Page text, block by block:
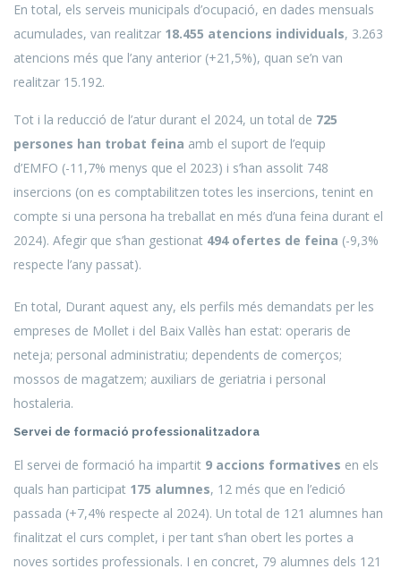
En total, els serveis municipals d’ocupació, en dades mensuals
acumulades, van realitzar 18.455 atencions individuals, 3.263
atencions més que l’any anterior (+21,5%), quan se’n van
realitzar 15.192.
Tot i la reducció de l’atur durant el 2024, un total de 725
persones han trobat feina amb el suport de l’equip
d’EMFO (-11,7% menys que el 2023) i s’han assolit 748
insercions (on es comptabilitzen totes les insercions, tenint en
compte si una persona ha treballat en més d’una feina durant el
2024). Afegir que s’han gestionat 494 ofertes de feina (-9,3%
respecte l’any passat).
En total, Durant aquest any, els perfils més demandats per les
empreses de Mollet i del Baix Vallès han estat: operaris de
neteja; personal administratiu; dependents de comerços;
mossos de magatzem; auxiliars de geriatria i personal
hostaleria.
Servei de formació professionalitzadora
El servei de formació ha impartit 9 accions formatives en els
quals han participat 175 alumnes, 12 més que en l’edició
passada (+7,4% respecte al 2024). Un total de 121 alumnes han
finalitzat el curs complet, i per tant s’han obert les portes a
noves sortides professionals. I en concret, 79 alumnes dels 121